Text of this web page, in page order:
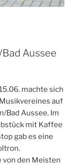
Aussee
machte sich
auf
Bad Aussee. Im
mit Kaffee
gab es eine
von den Meisten